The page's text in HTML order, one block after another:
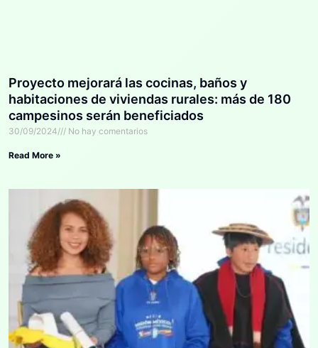
Proyecto mejorará las cocinas, baños y
habitaciones de viviendas rurales: más de 180
campesinos serán beneficiados
30/09/2024 No hay comentarios
Read More »